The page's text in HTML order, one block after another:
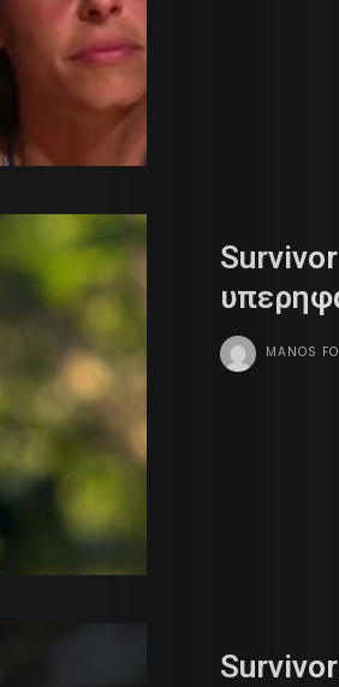
Tv
Team
Contact
MANOS